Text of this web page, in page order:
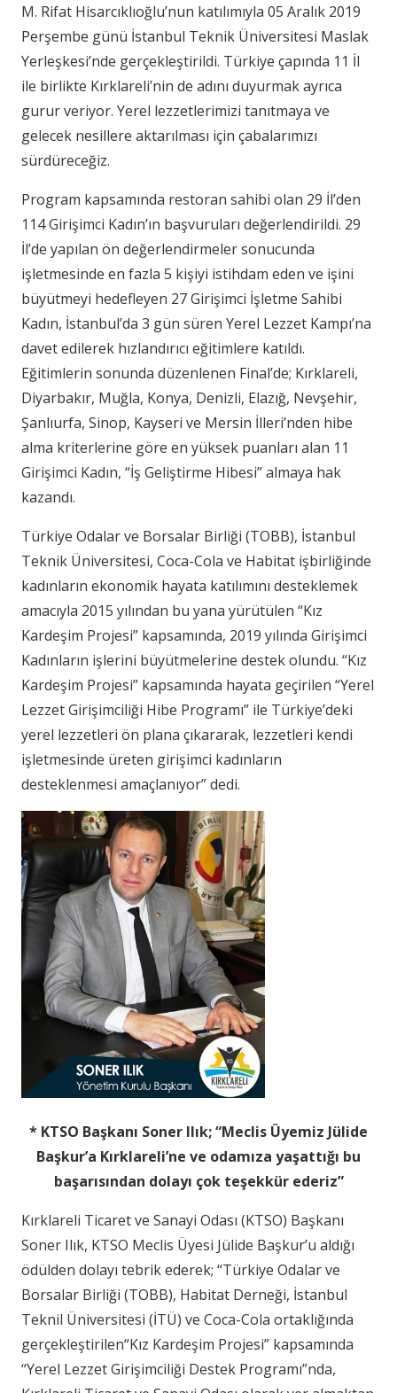
M. Rifat Hisarcıklıoğlu’nun katılımıyla 05 Aralık 2019
Perşembe günü İstanbul Teknik Üniversitesi Maslak
Yerleşkesi’nde gerçekleştirildi. Türkiye çapında 11 İl
ile birlikte Kırklareli’nin de adını duyurmak ayrıca
gurur veriyor. Yerel lezzetlerimizi tanıtmaya ve
gelecek nesillere aktarılması için çabalarımızı
sürdüreceğiz.
Program kapsamında restoran sahibi olan 29 İl’den
114 Girişimci Kadın’ın başvuruları değerlendirildi. 29
İl’de yapılan ön değerlendirmeler sonucunda
işletmesinde en fazla 5 kişiyi istihdam eden ve işini
büyütmeyi hedefleyen 27 Girişimci İşletme Sahibi
Kadın, İstanbul’da 3 gün süren Yerel Lezzet Kampı’na
davet edilerek hızlandırıcı eğitimlere katıldı.
Eğitimlerin sonunda düzenlenen Final’de; Kırklareli,
Diyarbakır, Muğla, Konya, Denizli, Elazığ, Nevşehir,
Şanlıurfa, Sinop, Kayseri ve Mersin İlleri’nden hibe
alma kriterlerine göre en yüksek puanları alan 11
Girişimci Kadın, “İş Geliştirme Hibesi” almaya hak
kazandı.
Türkiye Odalar ve Borsalar Birliği (TOBB), İstanbul
Teknik Üniversitesi, Coca-Cola ve Habitat işbirliğinde
kadınların ekonomik hayata katılımını desteklemek
amacıyla 2015 yılından bu yana yürütülen “Kız
Kardeşim Projesi” kapsamında, 2019 yılında Girişimci
Kadınların işlerini büyütmelerine destek olundu. “Kız
Kardeşim Projesi” kapsamında hayata geçirilen “Yerel
Lezzet Girişimciliği Hibe Programı” ile Türkiye’deki
yerel lezzetleri ön plana çıkararak, lezzetleri kendi
işletmesinde üreten girişimci kadınların
desteklenmesi amaçlanıyor” dedi.
* KTSO Başkanı Soner Ilık; “Meclis Üyemiz Jülide
Başkur’a Kırklareli’ne ve odamıza yaşattığı bu
başarısından dolayı çok teşekkür ederiz”
Kırklareli Ticaret ve Sanayi Odası (KTSO) Başkanı
Soner Ilık, KTSO Meclis Üyesi Jülide Başkur’u aldığı
ödülden dolayı tebrik ederek; “Türkiye Odalar ve
Borsalar Birliği (TOBB), Habitat Derneği, İstanbul
Teknil Üniversitesi (İTÜ) ve Coca-Cola ortaklığında
gerçekleştirilen“Kız Kardeşim Projesi” kapsamında
“Yerel Lezzet Girişimciliği Destek Programı”nda,